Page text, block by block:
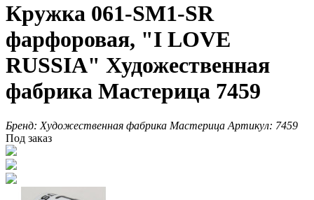
Кружка 061-SM1-SR
фарфоровая, "I LOVE
RUSSIA" Художественная
фабрика Мастерица 7459
Бренд: Художественная фабрика Мастерица Артикул: 7459
Под заказ